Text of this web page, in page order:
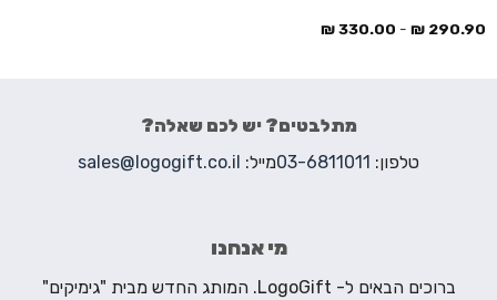
290.90
₪
-
330.00
₪
מתלבטים? יש לכם שאלה?
טלפון: 03-6811011מייל: sales@logogift.co.il
מי אנחנו
ברוכים הבאים ל- LogoGift. המותג החדש מבית "גימיקים"